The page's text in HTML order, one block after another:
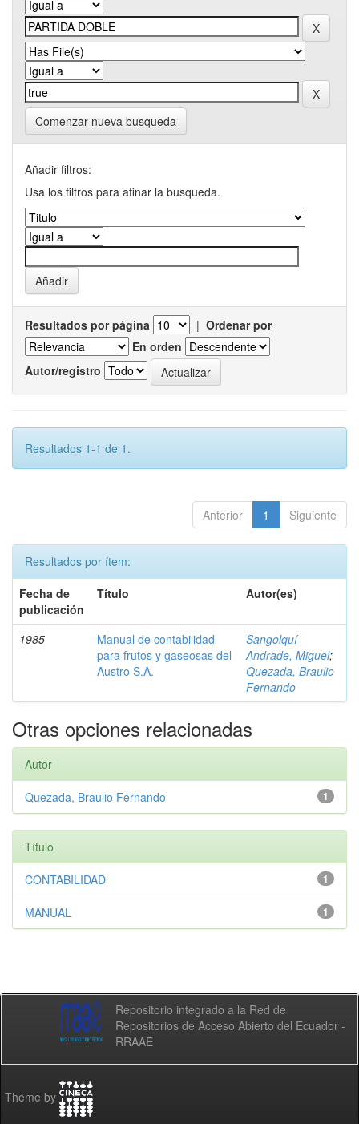
Comenzar nueva busqueda
Añadir filtros:
Usa los filtros para afinar la busqueda.
Resultados por página | Ordenar por
En orden
Autor/registro
Resultados 1-1 de 1.
Anterior 1 Siguiente
Resultados por ítem:
Fecha de
publicación
Título Autor(es)
1985
Manual de contabilidad
para frutos y gaseosas del
Austro S.A.
Sangolquí
Andrade, Miguel;
Quezada, Braulio
Fernando
Otras opciones relacionadas
Autor
1
Quezada, Braulio Fernando
Título
1
CONTABILIDAD
1
MANUAL
Repositorio integrado a la Red de
Repositorios de Acceso Abierto del Ecuador -
RRAAE
Theme by